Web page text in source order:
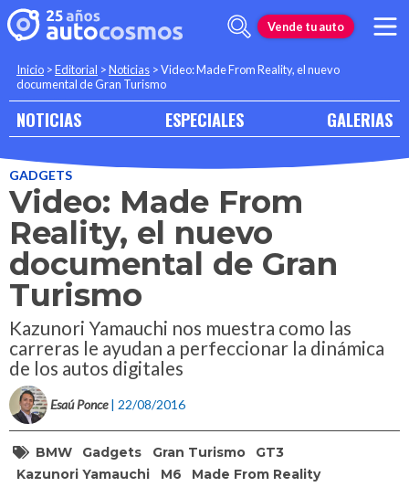
Vende tu auto
Inicio >Editorial >Noticias >Video: Made From Reality, el nuevo
documental de Gran Turismo
NOTICIAS ESPECIALES GALERIAS
GADGETS
Video: Made From
Reality, el nuevo
documental de Gran
Turismo
Kazunori Yamauchi nos muestra como las
carreras le ayudan a perfeccionar la dinámica
de los autos digitales
Esaú Ponce | 22/08/2016
BMW Gadgets Gran Turismo
GT3
Kazunori Yamauchi
M6
Made From Reality